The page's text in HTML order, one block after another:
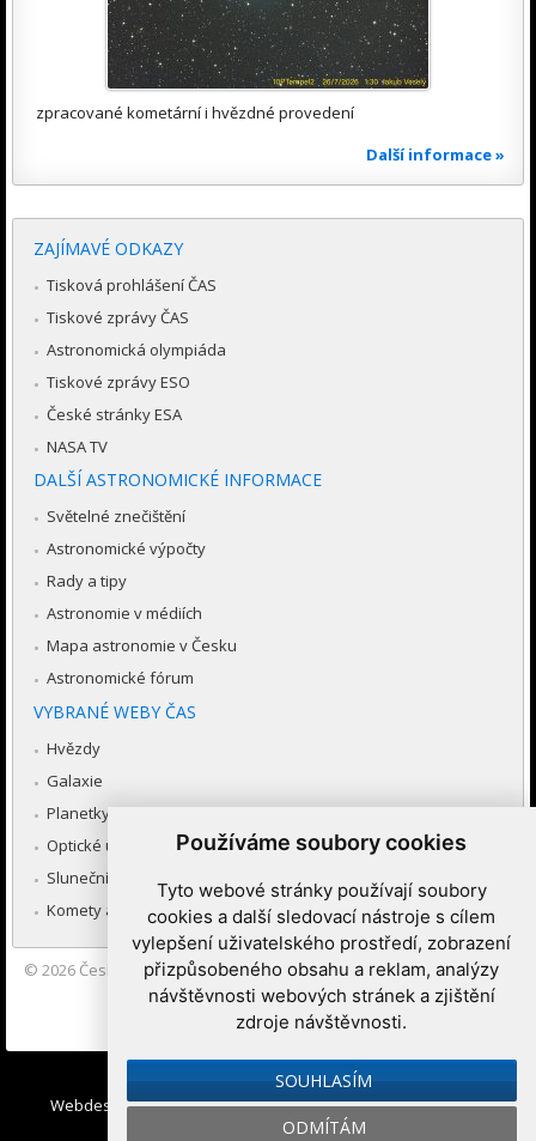
Používáme soubory cookies
Tyto webové stránky používají soubory
cookies a další sledovací nástroje s cílem
vylepšení uživatelského prostředí, zobrazení
přizpůsobeného obsahu a reklam, analýzy
návštěvnosti webových stránek a zjištění
zdroje návštěvnosti.
SOUHLASÍM
ODMÍTÁM
zpracované kometární i hvězdné provedení
Další informace »
ZAJÍMAVÉ ODKAZY
Tisková prohlášení ČAS
Tiskové zprávy ČAS
Astronomická olympiáda
Tiskové zprávy ESO
České stránky ESA
NASA TV
DALŠÍ ASTRONOMICKÉ INFORMACE
Světelné znečištění
Astronomické výpočty
Rady a tipy
Astronomie v médiích
Mapa astronomie v Česku
Astronomické fórum
VYBRANÉ WEBY ČAS
Hvězdy
Galaxie
Planetky
Optické úkazy v atmosféře
Sluneční soustava
Komety a meteory
© 2026 Česká astronomická společnost|Hvězdárna a planetárium
Brno spolupracuje se serverem Astro.cz
Webdesign:Medio interactive, Redakční systémIbis CMS: